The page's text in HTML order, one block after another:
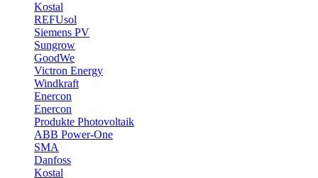
Kostal
REFUsol
Siemens PV
Sungrow
GoodWe
Victron Energy
Windkraft
Enercon
Enercon
Produkte Photovoltaik
ABB Power-One
SMA
Danfoss
Kostal